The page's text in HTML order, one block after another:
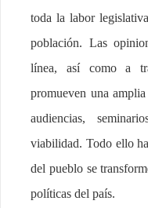
toda la labor
población. Las
línea, así como a
promueven una
audiencias,
viabilidad. Todo ello
del pueblo se
políticas del país.